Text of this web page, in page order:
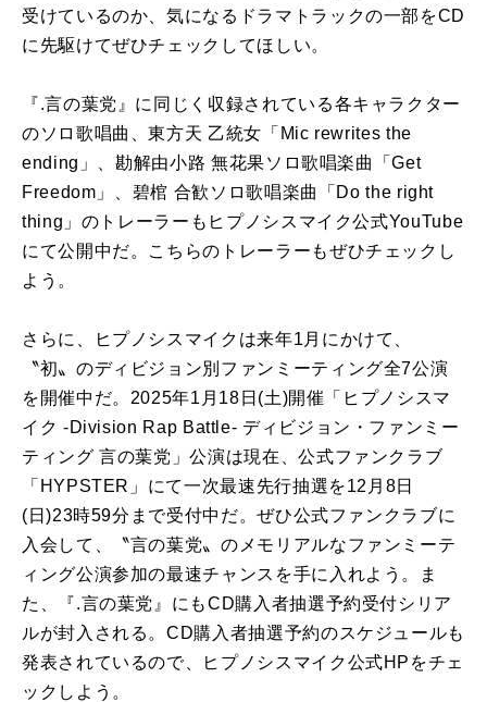
受けているのか、気になるドラマトラックの一部をCD
に先駆けてぜひチェックしてほしい。
『.言の葉党』に同じく収録されている各キャラクター
のソロ歌唱曲、東方天 乙統女「Mic rewrites the
ending」、勘解由小路 無花果ソロ歌唱楽曲「Get
Freedom」、碧棺 合歓ソロ歌唱楽曲「Do the right
thing」のトレーラーもヒプノシスマイク公式YouTube
にて公開中だ。こちらのトレーラーもぜひチェックし
よう。
さらに、ヒプノシスマイクは来年1月にかけて、
〝初〟のディビジョン別ファンミーティング全7公演
を開催中だ。2025年1月18日(土)開催「ヒプノシスマ
イク -Division Rap Battle- ディビジョン・ファンミー
ティング 言の葉党」公演は現在、公式ファンクラブ
「HYPSTER」にて一次最速先行抽選を12月8日
(日)23時59分まで受付中だ。ぜひ公式ファンクラブに
入会して、〝言の葉党〟のメモリアルなファンミーテ
ィング公演参加の最速チャンスを手に入れよう。ま
た、『.言の葉党』にもCD購入者抽選予約受付シリア
ルが封入される。CD購入者抽選予約のスケジュールも
発表されているので、ヒプノシスマイク公式HPをチェ
ックしよう。